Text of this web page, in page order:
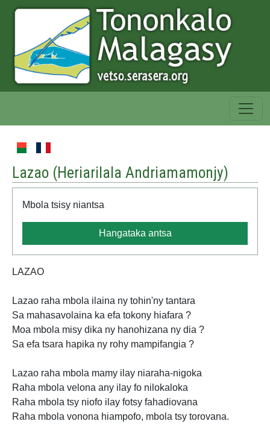
Lazao (Heriarilala Andriamamonjy)
Mbola tsisy niantsa
Hangataka antsa
LAZAO
Lazao raha mbola ilaina ny tohin'ny tantara
Sa mahasavolaina ka efa tokony hiafara ?
Moa mbola misy dika ny hanohizana ny dia ?
Sa efa tsara hapika ny rohy mampifangia ?
Lazao raha mbola mamy ilay niaraha-nigoka
Raha mbola velona any ilay fo nilokaloka
Raha mbola tsy niofo ilay fotsy fahadiovana
Raha mbola vonona hiampofo, mbola tsy torovana.